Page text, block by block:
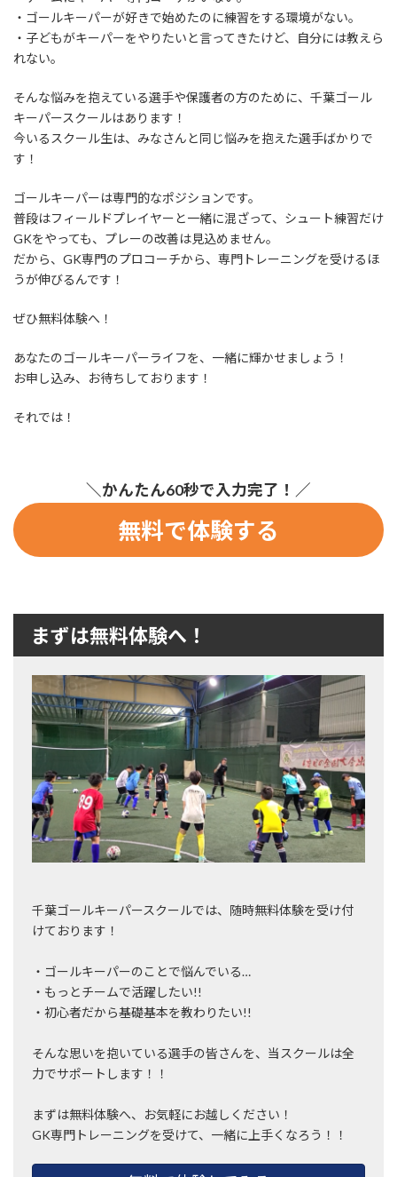
・ゴールキーパーが好きで始めたのに練習をする環境がない。
・子どもがキーパーをやりたいと言ってきたけど、自分には教えら
れない。
そんな悩みを抱えている選手や保護者の方のために、千葉ゴール
キーパースクールはあります！
今いるスクール生は、みなさんと同じ悩みを抱えた選手ばかりで
す！
ゴールキーパーは専門的なポジションです。
普段はフィールドプレイヤーと一緒に混ざって、シュート練習だけ
GKをやっても、プレーの改善は見込めません。
だから、GK専門のプロコーチから、専門トレーニングを受けるほ
うが伸びるんです！
ぜひ無料体験へ！
あなたのゴールキーパーライフを、一緒に輝かせましょう！
お申し込み、お待ちしております！
それでは！
＼かんたん60秒で入力完了！／
無料で体験する
まずは無料体験へ！
千葉ゴールキーパースクールでは、随時無料体験を受け付
けております！
・ゴールキーパーのことで悩んでいる…
・もっとチームで活躍したい!!
・初心者だから基礎基本を教わりたい!!
そんな思いを抱いている選手の皆さんを、当スクールは全
力でサポートします！！
まずは無料体験へ、お気軽にお越しください！
GK専門トレーニングを受けて、一緒に上手くなろう！！